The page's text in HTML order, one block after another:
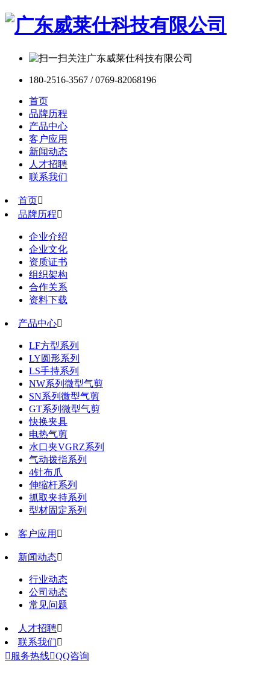
180-2516-3567 / 0769-82068196
首页
品牌历程
产品中心
客户应用
新闻动态
人才招聘
联系我们
首页
品牌历程
企业介绍
企业文化
资质证书
组织架构
合作关系
资料下载
产品中心
LF方型系列
LY圆形系列
LS手持系列
NW系列微型气剪
SN系列微型气剪
GT系列微型气剪
快换夹具
电热气剪
水口夹VGRZ系列
气动拨指系列
4针布爪
伸缩杆系列
抓取夹持系列
型材固定系列
客户应用 
新闻动态
行业动态
公司动态
常见问题
人才招聘
联系我们
 服务热线QQ咨询